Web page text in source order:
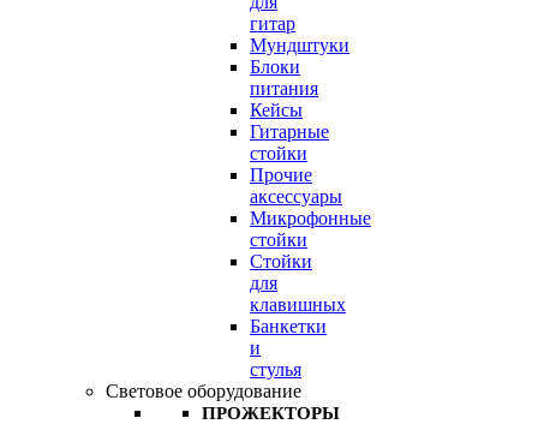
гитар
Мундштуки
Блоки
питания
Кейсы
Гитарные
стойки
Прочие
аксессуары
Микрофонные
стойки
Стойки
для
клавишных
Банкетки
и
стулья
Световое оборудование
ПРОЖЕКТОРЫ